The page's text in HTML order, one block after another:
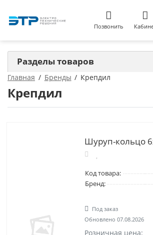
Позвонить
Главная Бренды Крепдил
Крепдил
Шуруп-кольцо
Код товара:
Бренд:
Под заказ
Обновлено 07.08.2026
Розничная цена:
Разделы товаров